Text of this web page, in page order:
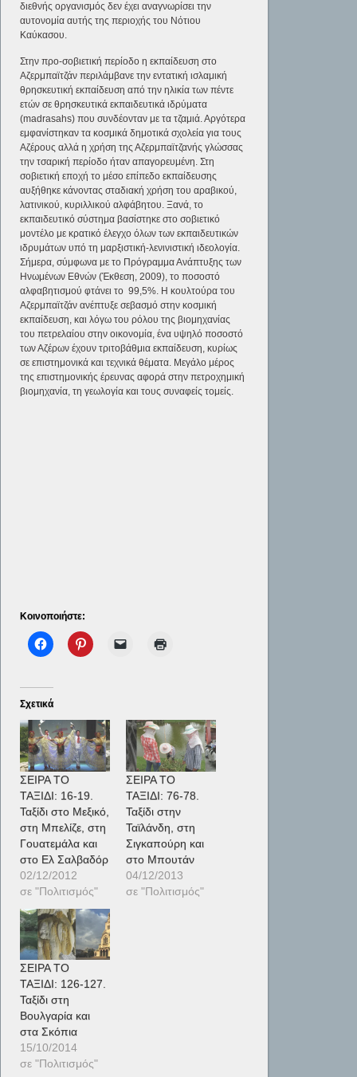
διεθνής οργανισμός δεν έχει αναγνωρίσει την
αυτονομία αυτής της περιοχής του Νότιου
Καύκασου.
Στην προ-σοβιετική περίοδο η εκπαίδευση στο
Αζερμπαϊτζάν περιλάμβανε την εντατική ισλαμική
θρησκευτική εκπαίδευση από την ηλικία των πέντε
ετών σε θρησκευτικά εκπαιδευτικά ιδρύματα
(madrasahs) που συνδέονταν με τα τζαμιά. Αργότερα
εμφανίστηκαν τα κοσμικά δημοτικά σχολεία για τους
Αζέρους αλλά η χρήση της Αζερμπαϊτζανής γλώσσας
την τσαρική περίοδο ήταν απαγορευμένη. Στη
σοβιετική εποχή το μέσο επίπεδο εκπαίδευσης
αυξήθηκε κάνοντας σταδιακή χρήση του αραβικού,
λατινικού, κυριλλικού αλφάβητου. Ξανά, το
εκπαιδευτικό σύστημα βασίστηκε στο σοβιετικό
μοντέλο με κρατικό έλεγχο όλων των εκπαιδευτικών
ιδρυμάτων υπό τη μαρξιστική-λενινιστική ιδεολογία.
Σήμερα, σύμφωνα με το Πρόγραμμα Ανάπτυξης των
Ηνωμένων Εθνών (Έκθεση, 2009), το ποσοστό
αλφαβητισμού φτάνει το 99,5%. Η κουλτούρα του
Αζερμπαϊτζάν ανέπτυξε σεβασμό στην κοσμική
εκπαίδευση, και λόγω του ρόλου της βιομηχανίας
του πετρελαίου στην οικονομία, ένα υψηλό ποσοστό
των Αζέρων έχουν τριτοβάθμια εκπαίδευση, κυρίως
σε επιστημονικά και τεχνικά θέματα. Μεγάλο μέρος
της επιστημονικής έρευνας αφορά στην πετροχημική
βιομηχανία, τη γεωλογία και τους συναφείς τομείς.
Κοινοποιήστε:
Σχετικά
ΣΕΙΡΑ ΤΟ
ΤΑΞΙΔΙ: 16-19.
Ταξίδι στο Μεξικό,
στη Μπελίζε, στη
Γουατεμάλα και
στο Ελ Σαλβαδόρ
02/12/2012
σε "Πολιτισμός"
ΣΕΙΡΑ ΤΟ
ΤΑΞΙΔΙ: 76-78.
Ταξίδι στην
Ταϊλάνδη, στη
Σιγκαπούρη και
στο Μπουτάν
04/12/2013
σε "Πολιτισμός"
ΣΕΙΡΑ ΤΟ
ΤΑΞΙΔΙ: 126-127.
Ταξίδι στη
Βουλγαρία και
στα Σκόπια
15/10/2014
σε "Πολιτισμός"